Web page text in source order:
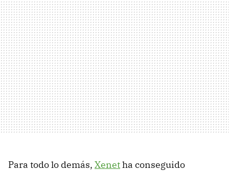
Para todo lo demás, Xenetha conseguido